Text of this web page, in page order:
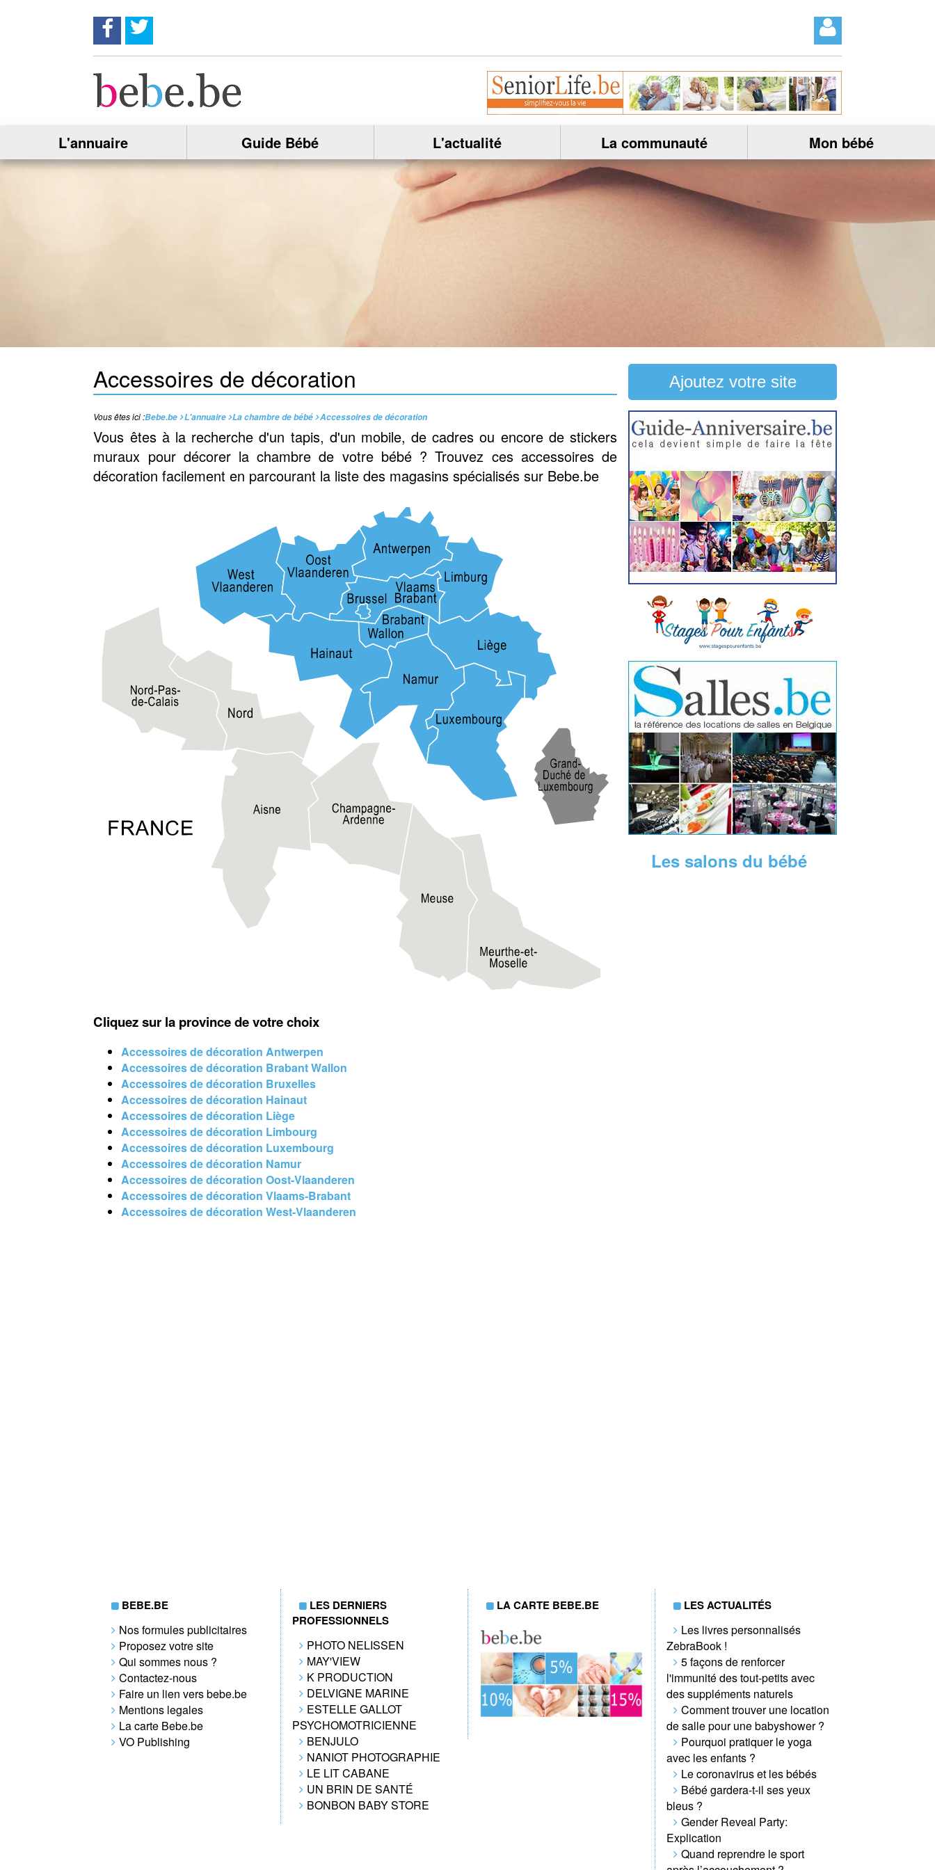
Suivez nous sur Facebook !
L'annuaire Guide Bébé L'actualité La communauté Mon bébé
Accessoires de décoration
Vous êtes ici :Bebe.be L'annuaire La chambre de bébé Accessoires de décoration
Vous êtes à la recherche d'un tapis, d'un mobile, de cadres ou encore de stickers
muraux pour décorer la chambre de votre bébé ? Trouvez ces accessoires de
décoration facilement en parcourant la liste des magasins spécialisés sur Bebe.be
Cliquez sur la province de votre choix
Accessoires de décoration Antwerpen
Accessoires de décoration Brabant Wallon
Accessoires de décoration Bruxelles
Accessoires de décoration Hainaut
Accessoires de décoration Liège
Accessoires de décoration Limbourg
Accessoires de décoration Luxembourg
Accessoires de décoration Namur
Accessoires de décoration Oost-Vlaanderen
Accessoires de décoration Vlaams-Brabant
Accessoires de décoration West-Vlaanderen
Ajoutez votre site
Les salons du bébé
BEBE.BE
Nos formules publicitaires
Proposez votre site
Qui sommes nous ?
Contactez-nous
Faire un lien vers bebe.be
Mentions legales
La carte Bebe.be
VO Publishing
LES DERNIERS
PROFESSIONNELS
PHOTO NELISSEN
MAY'VIEW
K PRODUCTION
DELVIGNE MARINE
ESTELLE GALLOT
PSYCHOMOTRICIENNE
BENJULO
NANIOT PHOTOGRAPHIE
LE LIT CABANE
UN BRIN DE SANTÉ
BONBON BABY STORE
LA CARTE BEBE.BE LES ACTUALITÉS
Les livres personnalisés
ZebraBook !
5 façons de renforcer
l'immunité des tout-petits avec
des suppléments naturels
Comment trouver une location
de salle pour une babyshower ?
Pourquoi pratiquer le yoga
avec les enfants ?
Le coronavirus et les bébés
Bébé gardera-t-il ses yeux
bleus ?
Gender Reveal Party:
Explication
Quand reprendre le sport